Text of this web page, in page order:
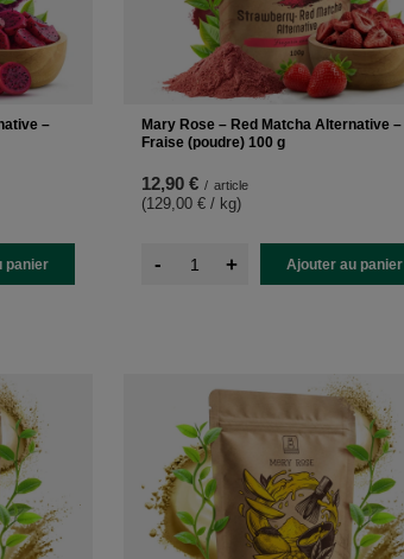
–
panier
Mary Rose – Red Matcha Alternative –
Fraise (poudre) 100 g
12,90 € / article
(129,00 € / kg)
- + Ajouter au panier